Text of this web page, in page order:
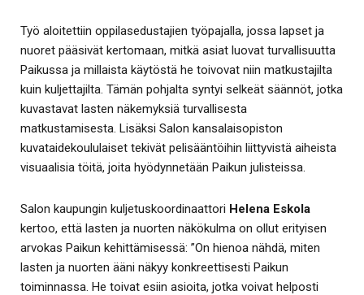
Työ aloitettiin oppilasedustajien työpajalla, jossa lapset ja
nuoret pääsivät kertomaan, mitkä asiat luovat turvallisuutta
Paikussa ja millaista käytöstä he toivovat niin matkustajilta
kuin kuljettajilta. Tämän pohjalta syntyi selkeät säännöt, jotka
kuvastavat lasten näkemyksiä turvallisesta
matkustamisesta. Lisäksi Salon kansalaisopiston
kuvataidekoululaiset tekivät pelisääntöihin liittyvistä aiheista
visuaalisia töitä, joita hyödynnetään Paikun julisteissa.
Salon kaupungin kuljetuskoordinaattori Helena Eskola
kertoo, että lasten ja nuorten näkökulma on ollut erityisen
arvokas Paikun kehittämisessä: ”On hienoa nähdä, miten
lasten ja nuorten ääni näkyy konkreettisesti Paikun
toiminnassa. He toivat esiin asioita, jotka voivat helposti